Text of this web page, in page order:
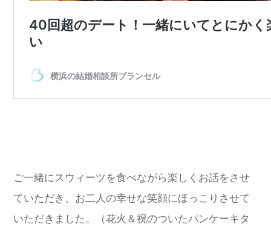
ご一緒にスウィーツを食べながら楽しくお話をさせ
ていただき、お二人の幸せな笑顔にほっこりさせて
いただきました。（花火＆祝のついたパンケーキタ